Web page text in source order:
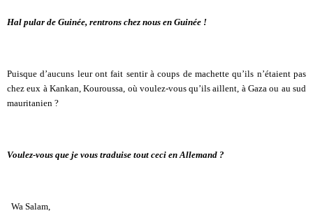
Hal pular de Guinée, rentrons chez nous en Guinée !
Puisque d’aucuns leur ont fait sentir à coups de machette qu’ils n’étaient pas
chez eux à Kankan, Kouroussa, où voulez-vous qu’ils aillent, à Gaza ou au sud
mauritanien ?
Voulez-vous que je vous traduise tout ceci en Allemand ?
Wa Salam,